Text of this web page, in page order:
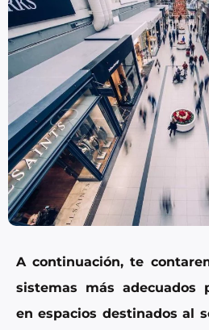
A continuación, te
sistemas más adecuados
en espacios destinados al